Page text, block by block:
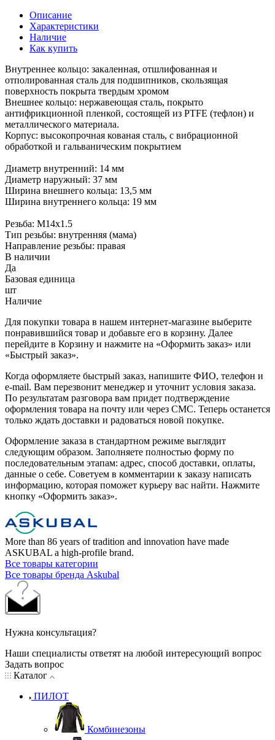
Описание
Характеристики
Наличие
Как купить
Внутреннее кольцо: закаленная, отшлифованная и
отполированная сталь для подшипников, скользящая
поверхность покрыта твердым хромом
Внешнее кольцо: нержавеющая сталь, покрыто
антифрикционной пленкой, состоящей из PTFE (тефлон) и
металлического материала.
Корпус: высокопрочная кованая сталь, с вибрационной
обработкой и гальваническим покрытием
Диаметр внутренний: 14 мм
Диаметр наружный: 37 мм
Ширина внешнего кольца: 13,5 мм
Ширина внутреннего кольца: 19 мм
Резьба: М14х1.5
Тип резьбы: внутренняя (мама)
Направление резьбы: правая
В наличии
Да
Базовая единица
шт
Наличие
Для покупки товара в нашем интернет-магазине выберите
понравившийся товар и добавьте его в корзину. Далее
перейдите в Корзину и нажмите на «Оформить заказ» или
«Быстрый заказ».
Когда оформляете быстрый заказ, напишите ФИО, телефон и
e-mail. Вам перезвонит менеджер и уточнит условия заказа.
По результатам разговора вам придет подтверждение
оформления товара на почту или через СМС. Теперь останется
только ждать доставки и радоваться новой покупке.
Оформление заказа в стандартном режиме выглядит
следующим образом. Заполняете полностью форму по
последовательным этапам: адрес, способ доставки, оплаты,
данные о себе. Советуем в комментарии к заказу написать
информацию, которая поможет курьеру вас найти. Нажмите
кнопку «Оформить заказ».
More than 86 years of tradition and innovation have made
ASKUBAL a high-profile brand.
Все товары категории
Все товары бренда Askubal
Нужна консультация?
Наши специалисты ответят на любой интересующий вопрос
Задать вопрос
Каталог
ПИЛОТ
Комбинезоны